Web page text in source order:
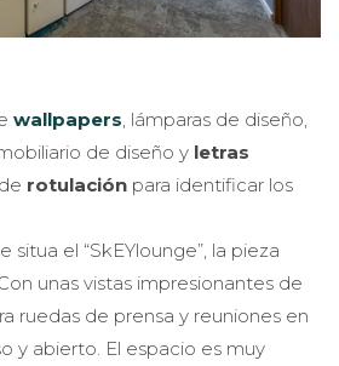
wallpapers , lámparas de diseño,
de diseño y letras
rotulación para identificar los
situa el “SkEYlounge”, la pieza
unas vistas impresionantes de
ruedas de prensa y reuniones en
y abierto. El espacio es muy